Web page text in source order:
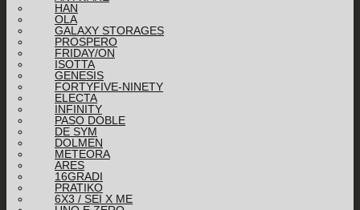
HAN
OLA
GALAXY STORAGES
PROSPERO
FRIDAY/ON
ISOTTA
GENESIS
FORTYFIVE-NINETY
ELECTA
INFINITY
PASO DOBLE
DE SYM
DOLMEN
METEORA
ARES
16GRADI
PRATIKO
6X3 / SEI X ME